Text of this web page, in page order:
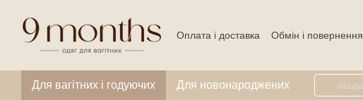
Оплата і доставка Обмін і повернення
Для вагітних і годуючих Для новонароджених